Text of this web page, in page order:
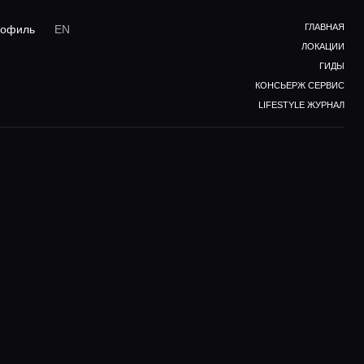
EN
ГЛАВНАЯ
ЛОКАЦИИ
ГИДЫ
КОНСЬЕРЖ СЕРВИС
LIFESTYLE ЖУРНАЛ